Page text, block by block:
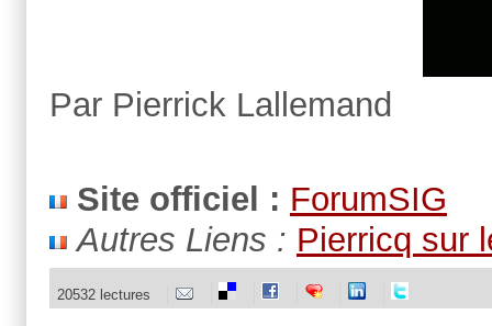
Par Pierrick Lallemand
Site officiel : ForumSIG
Autres Liens : Pierricq sur
20532 lectures